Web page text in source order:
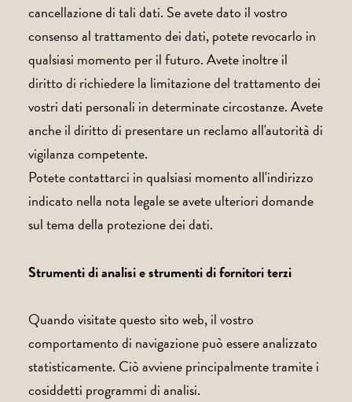
cancellazione di tali dati. Se avete dato il vostro
consenso al trattamento dei dati, potete revocarlo in
qualsiasi momento per il futuro. Avete inoltre il
diritto di richiedere la limitazione del trattamento dei
vostri dati personali in determinate circostanze. Avete
anche il diritto di presentare un reclamo all'autorità di
vigilanza competente.
Potete contattarci in qualsiasi momento all'indirizzo
indicato nella nota legale se avete ulteriori domande
sul tema della protezione dei dati.
Strumenti di analisi e strumenti di fornitori terzi
Quando visitate questo sito web, il vostro
comportamento di navigazione può essere analizzato
statisticamente. Ciò avviene principalmente tramite i
cosiddetti programmi di analisi.